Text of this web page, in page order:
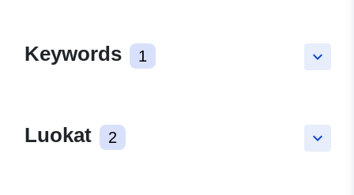
keyboard_arrow_down
Keywords 1
keyboard_arrow_down
Luokat 2